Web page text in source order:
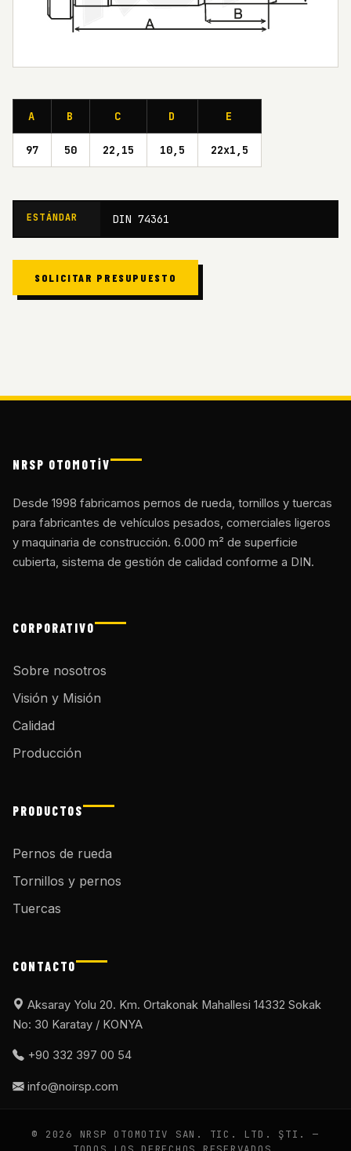
A B C D E
97 50 22,15 10,5 22x1,5
ESTÁNDAR DIN 74361
SOLICITAR PRESUPUESTO
NRSP OTOMOTİV
Desde 1998 fabricamos pernos de rueda, tornillos y tuercas
para fabricantes de vehículos pesados, comerciales ligeros
y maquinaria de construcción. 6.000 m² de superficie
cubierta, sistema de gestión de calidad conforme a DIN.
CORPORATIVO
Sobre nosotros
Visión y Misión
Calidad
Producción
PRODUCTOS
Pernos de rueda
Tornillos y pernos
Tuercas
CONTACTO
Aksaray Yolu 20. Km. Ortakonak Mahallesi 14332 Sokak
No: 30 Karatay / KONYA
+90 332 397 00 54
info@noirsp.com
© 2026 NRSP OTOMOTIV SAN. TIC. LTD. ŞTI. —